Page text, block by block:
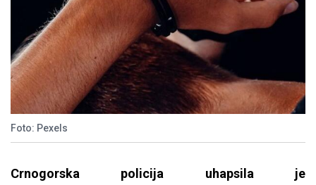
Foto: Pexels
Crnogorska policija uhapsila je